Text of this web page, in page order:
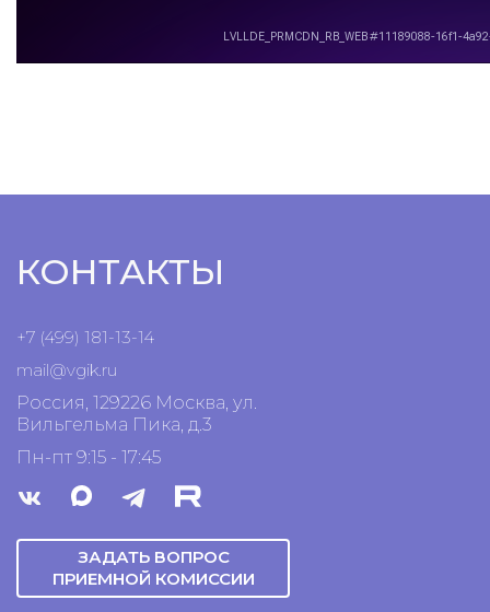
КОНТАКТЫ
+7 (499) 181-13-14
mail@vgik.ru
Россия, 129226 Москва, ул.
Вильгельма Пика, д.3
Пн-пт 9:15 - 17:45
ЗАДАТЬ ВОПРОС
ПРИЕМНОЙ КОМИССИИ